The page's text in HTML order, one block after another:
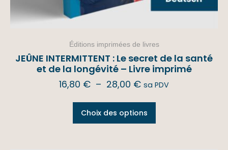
Éditions imprimées de livres
JEÛNE INTERMITTENT : Le secret de la santé
et de la longévité – Livre imprimé
16,80 € – 28,00 € sa PDV
Choix des options